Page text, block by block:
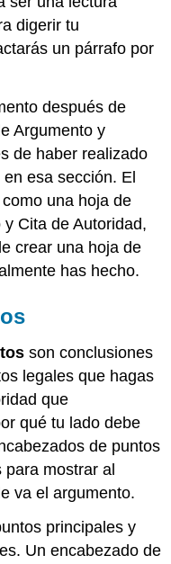
digerir tu
un párrafo por
después de
Argumento y
de haber realizado
esa sección. El
una hoja de
Cita de Autoridad,
crear una hoja de
has hecho.
son conclusiones
legales que hagas
que
qué tu lado debe
de puntos
para mostrar al
va el argumento.
principales y
Un encabezado de